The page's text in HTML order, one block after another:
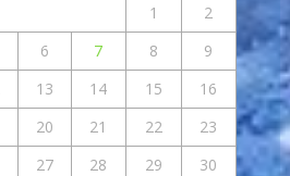
1
2
6 7 8
9
13 14 15
16
20 21 22
23
27 28 29
30